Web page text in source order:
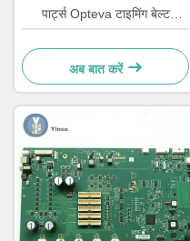
पार्ट्स Opteva टाइमिंग बेल्ट
ट्रांसपोर्ट बेल्ट 67T
अब बात करें